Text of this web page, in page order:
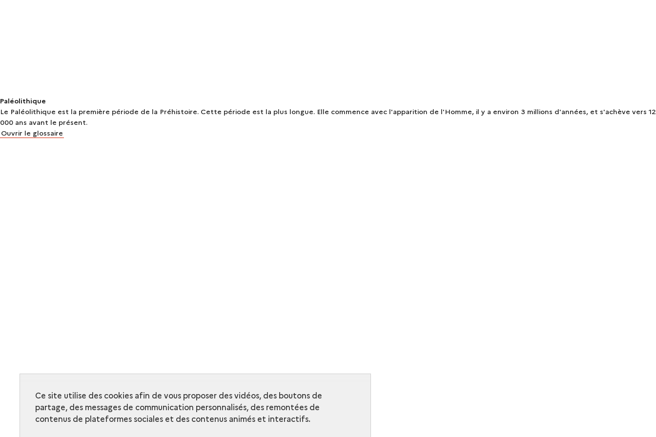
Paléolithique
Le Paléolithique est la première période de la Préhistoire. Cette période est la plus longue. Elle commence avec l'apparition de l'Homme, il y a environ 3 millions d'années, et s'achève vers 12
000 ans avant le présent.
Ouvrir le glossaire
Ce site utilise des cookies afin de vous proposer des vidéos, des boutons de
partage, des messages de communication personnalisés, des remontées de
contenus de plateformes sociales et des contenus animés et interactifs.